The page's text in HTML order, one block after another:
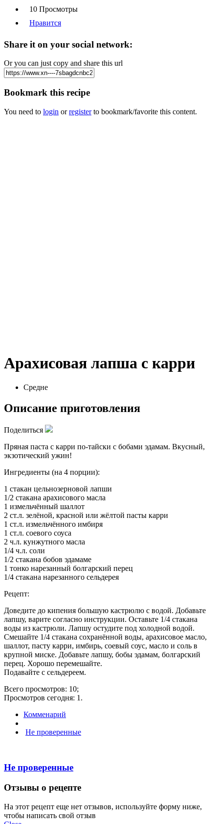
10 Просмотры
Нравится
Share it on your social network:
Or you can just copy and share this url
Bookmark this recipe
You need to login orregisterto bookmark/favorite this content.
Арахисовая лапша с карри
Средне
Описание приготовления
Поделиться
Пряная паста с карри по-тайски с бобами эдамам. Вкусный,
экзотический ужин!
Ингредиенты (на 4 порции):
1 стакан цельнозерновой лапши
1/2 стакана арахисового масла
1 измельчённый шаллот
2 ст.л. зелёной, красной или жёлтой пасты карри
1 ст.л. измельчённого имбиря
1 ст.л. соевого соуса
2 ч.л. кунжутного масла
1/4 ч.л. соли
1/2 стакана бобов эдамаме
1 тонко нарезанный болгарский перец
1/4 стакана нарезанного сельдерея
Рецепт:
Доведите до кипения большую кастрюлю с водой. Добавьте
лапшу, варите согласно инструкции. Оставьте 1/4 стакана
воды из кастрюли. Лапшу остудите под холодной водой.
Смешайте 1/4 стакана сохранённой воды, арахисовое масло,
шаллот, пасту карри, имбирь, соевый соус, масло и соль в
крупной миске. Добавьте лапшу, бобы эдамам, болгарский
перец. Хорошо перемешайте.
Подавайте с сельдереем.
Всего просмотров: 10;
Просмотров сегодня: 1.
Комменарий
Не проверенные
Не проверенные
Отзывы о рецепте
На этот рецепт еще нет отзывов, используйте форму ниже,
чтобы написать свой отзыв